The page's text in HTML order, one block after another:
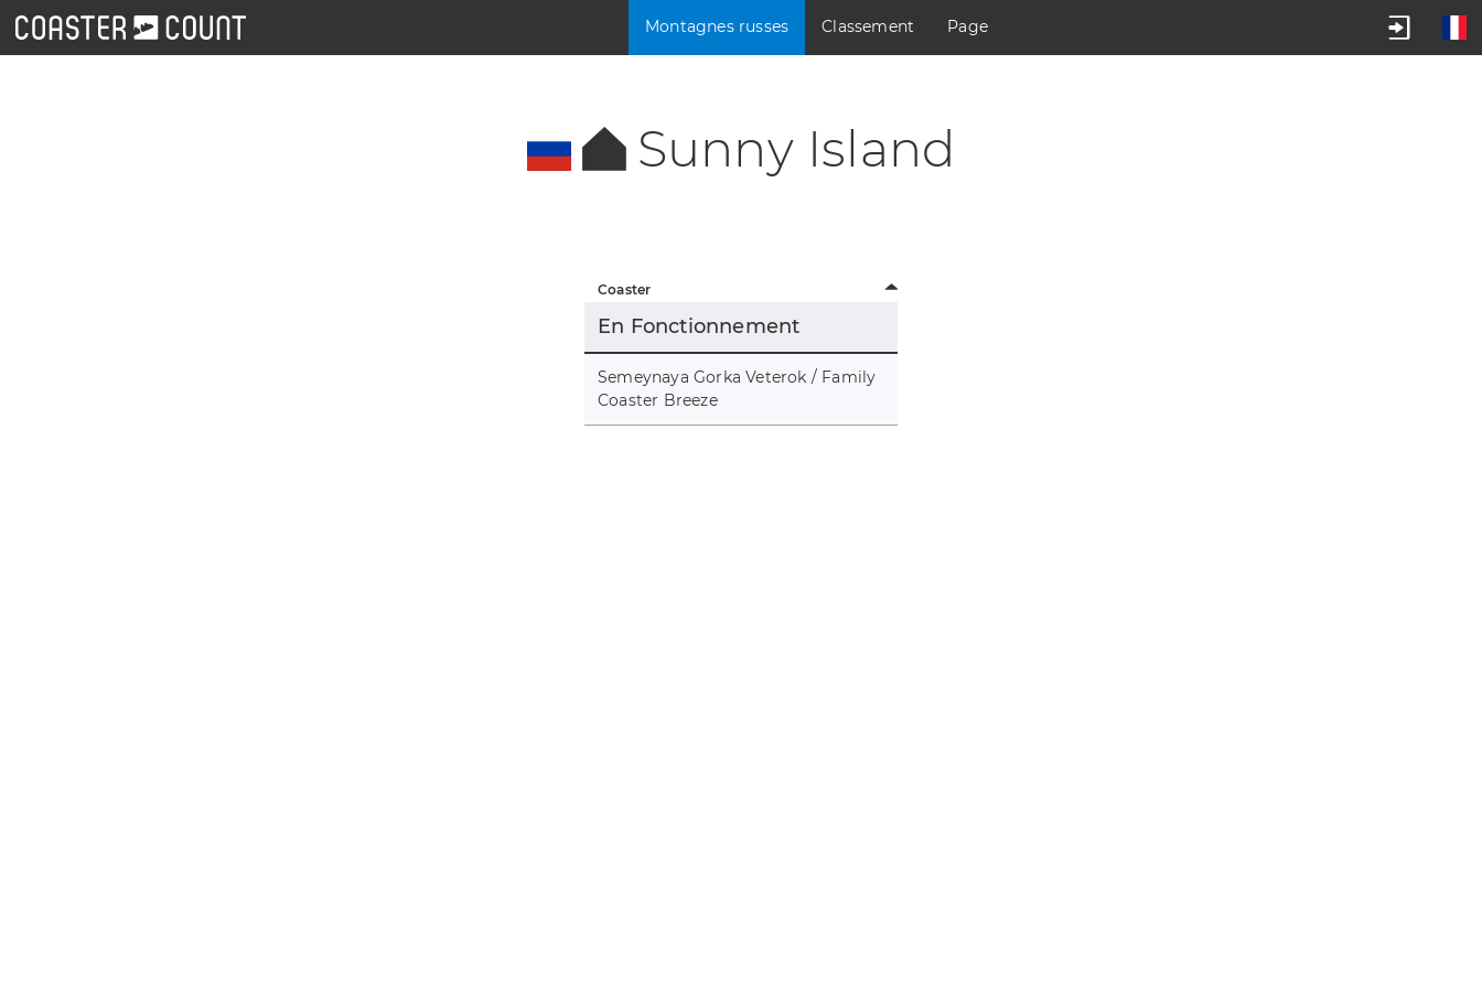
Montagnes russes Classement Page
Sunny Island
Coaster
En Fonctionnement
Semeynaya Gorka Veterok / Family
Coaster Breeze